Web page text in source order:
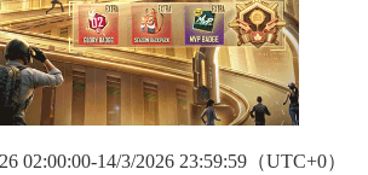
02:00:00-14/3/2026 23:59:59（UTC+0）